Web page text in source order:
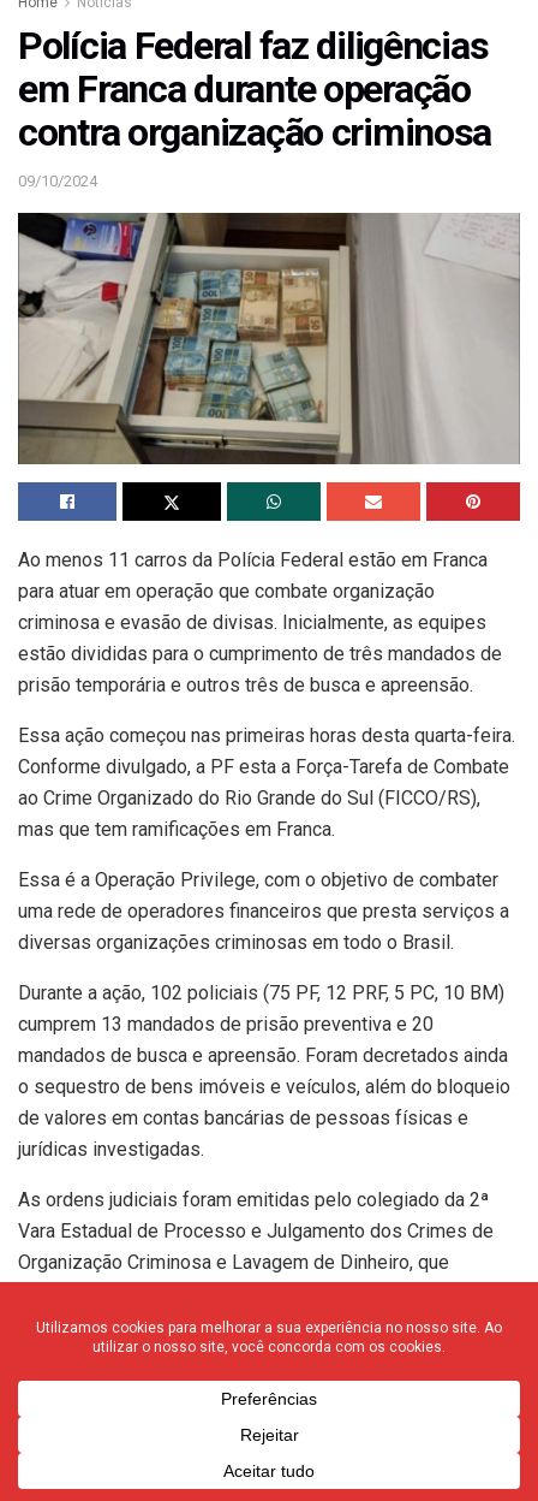
Polícia Federal faz diligências
em Franca durante operação
contra organização criminosa
09/10/2024
Ao menos 11 carros da Polícia Federal estão em Franca
para atuar em operação que combate organização
criminosa e evasão de divisas. Inicialmente, as equipes
estão divididas para o cumprimento de três mandados de
prisão temporária e outros três de busca e apreensão.
Essa ação começou nas primeiras horas desta quarta-feira.
Conforme divulgado, a PF esta a Força-Tarefa de Combate
ao Crime Organizado do Rio Grande do Sul (FICCO/RS),
mas que tem ramificações em Franca.
Essa é a Operação Privilege, com o objetivo de combater
uma rede de operadores financeiros que presta serviços a
diversas organizações criminosas em todo o Brasil.
Durante a ação, 102 policiais (75 PF, 12 PRF, 5 PC, 10 BM)
cumprem 13 mandados de prisão preventiva e 20
mandados de busca e apreensão. Foram decretados ainda
o sequestro de bens imóveis e veículos, além do bloqueio
de valores em contas bancárias de pessoas físicas e
jurídicas investigadas.
As ordens judiciais foram emitidas pelo colegiado da 2ª
Vara Estadual de Processo e Julgamento dos Crimes de
Organização Criminosa e Lavagem de Dinheiro, que
pertencentes a grupos que atuaram no Rio Grande do Sul,
até o montante de R$ 70 milhões.
A investigação começou após o recebimento de
informações sobre um grupo que recolhia dinheiro em
espécie de facções criminosas atuantes no Vale dos Sinos